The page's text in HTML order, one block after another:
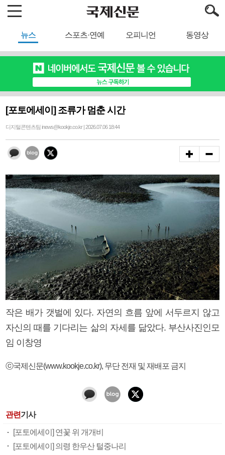
뉴스 스포츠·연예 오피니언 동영상
[포토에세이] 조류가 멈춘 시간
디지털콘텐츠팀 inews@kookje.co.kr | 2026.07.06 18:44
작은 배가 갯벌에 있다. 자연의 흐름 앞에 서두르지 않고
자신의 때를 기다리는 삶의 자세를 닮았다. 부산사진인모
임 이창영
ⓒ국제신문(www.kookje.co.kr), 무단 전재 및 재배포 금지
관련기사
[포토에세이] 연꽃 위 개개비
[포토에세이] 의령 한우산 털중나리